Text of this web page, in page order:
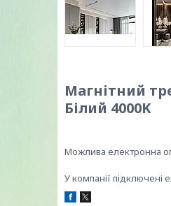
Магнітний
Білий 4000K
У компанії підключені